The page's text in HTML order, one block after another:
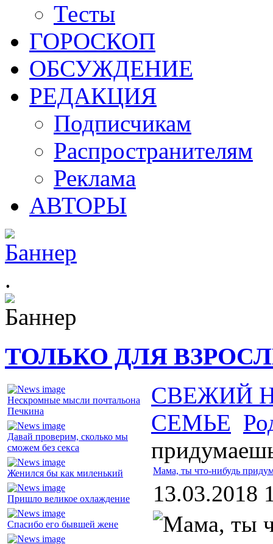
Тесты
ГОРОСКОП
ОБСУЖДЕНИЕ
РЕДАКЦИЯ
Подписчикам
Распространителям
Реклама
АВТОРЫ
.
ТОЛЬКО ДЛЯ
Нескромные мысли почтальона
Печкина
Давай проверим, сколько мы
сможем без секса
Женился бы как миленький
Пришло великое охлаждение
Спасибо его бывшей жене
СВЕЖИЙ
СЕМЬЕ
Мама, ты что-нибудь
13.03.2018